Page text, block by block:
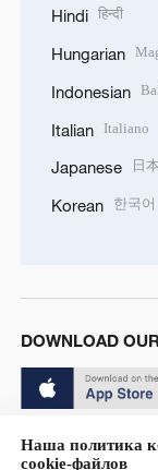
Hindi हिन्दी
Hungarian
Indonesian
Italian Italiano
Japanese 日
Korean 한국어
DOWNLOAD
Наша политика
cookie-файлов